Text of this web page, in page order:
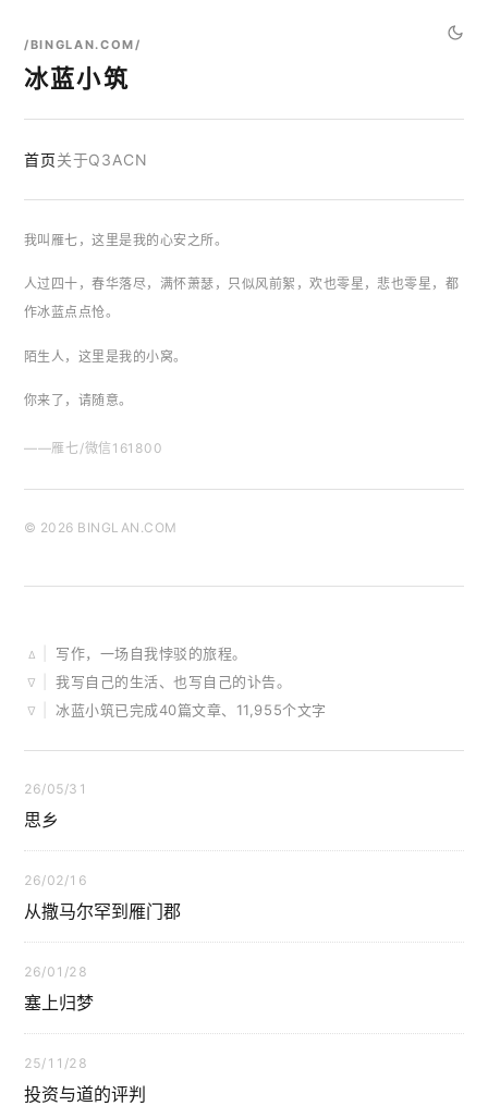
/BINGLAN.COM/
冰蓝小筑
首页关于Q3ACN
我叫雁七，这里是我的心安之所。
人过四十，春华落尽，满怀萧瑟，只似风前絮，欢也零星，悲也零星，都
作冰蓝点点怆。
陌生人，这里是我的小窝。
你来了，请随意。
——雁七/微信161800
© 2026 BINGLAN.COM
∆ 写作，一场自我悖驳的旅程。
∇ 我写自己的生活、也写自己的讣告。
∇ 冰蓝小筑已完成40篇文章、11,955个文字
26/05/31
思乡
26/02/16
从撒马尔罕到雁门郡
26/01/28
塞上归梦
25/11/28
投资与道的评判